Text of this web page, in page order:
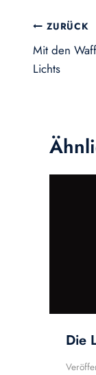
ZURÜCK
Mit den
Lichts
Die